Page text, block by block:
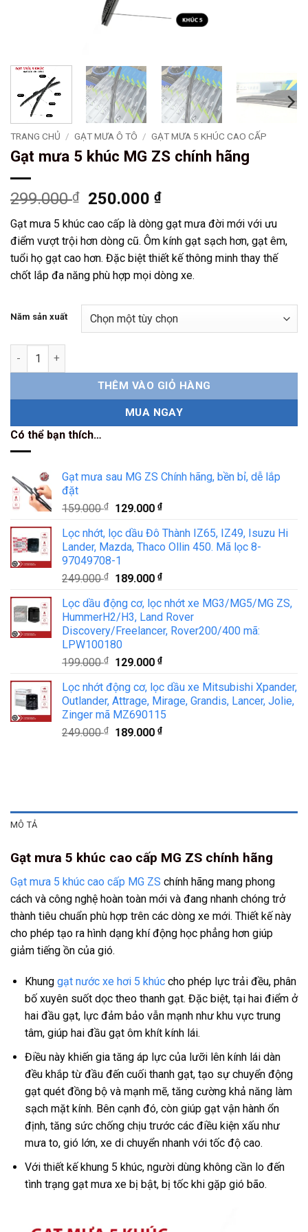
TRANG CHỦ / GẠT MƯA Ô TÔ / GẠT MƯA 5 KHÚC CAO CẤP
Gạt mưa 5 khúc MG ZS chính hãng
299.000₫
Giá
gốc
là:
299.000 ₫.
250.000₫Giá
tại
là:
250.000 ₫.
Gạt mưa 5 khúc cao cấp là dòng gạt mưa đời mới với ưu
điểm vượt trội hơn dòng cũ. Ôm kính gạt sạch hơn, gạt êm,
tuổi họ gạt cao hơn. Đặc biệt thiết kế thông minh thay thế
chốt lắp đa năng phù hợp mọi dòng xe.
Năm sản xuất
Gạt mưa 5 khúc MG ZS chính hãng số lượng
THÊM VÀO GIỎ HÀNG
MUA NGAY
Có thể bạn thích…
Gạt mưa sau MG ZS Chính hãng, bền bỉ, dễ lắp
đặt
159.000₫
Giá
là:
159.000 ₫.
129.000 ₫Giá
tại
là:
Lọc nhớt, lọc dầu Đô Thành IZ65, IZ49, Isuzu Hi
Lander, Mazda, Thaco Ollin 450. Mã lọc 8-
97049708-1
249.000₫
Giá
là:
249.000 ₫.
189.000 ₫Giá
tại
là:
189.000 ₫.
Lọc dầu động cơ, lọc nhớt xe MG3/MG5/MG ZS,
HummerH2/H3, Land Rover
Discovery/Freelancer, Rover200/400 mã:
LPW100180
199.000₫
Giá
là:
199.000 ₫.
129.000 ₫Giá
tại
là:
129.000 ₫.
Lọc nhớt động cơ, lọc dầu xe Mitsubishi Xpander,
Outlander, Attrage, Mirage, Grandis, Lancer, Jolie,
Zinger mã MZ690115
249.000₫
Giá
189.000 ₫Giá
MÔ TẢ
Gạt mưa 5 khúc cao cấp MG ZS chính hãng
Gạt mưa 5 khúc cao cấp MG ZS chính hãng mang phong
cách và công nghệ hoàn toàn mới và đang nhanh chóng trở
thành tiêu chuẩn phù hợp trên các dòng xe mới. Thiết kế này
cho phép tạo ra hình dạng khí động học phẳng hơn giúp
giảm tiếng ồn của gió.
Khung gạt nước xe hơi 5 khúccho phép lực trải đều, phân
bố xuyên suốt dọc theo thanh gạt. Đặc biệt, tại hai điểm ở
hai đầu gạt, lực đảm bảo vẫn mạnh như khu vực trung
tâm, giúp hai đầu gạt ôm khít kính lái.
Điều này khiến gia tăng áp lực của lưỡi lên kính lái dàn
đều khắp từ đầu đến cuối thanh gạt, tạo sự chuyển động
gạt quét đồng bộ và mạnh mẽ, tăng cường khả năng làm
sạch mặt kính. Bên cạnh đó, còn giúp gạt vận hành ổn
định, tăng sức chống chịu trước các điều kiện xấu như
mưa to, gió lớn, xe di chuyển nhanh với tốc độ cao.
Với thiết kế khung 5 khúc, người dùng không cần lo đến
tình trạng gạt mưa xe bị bật, bị tốc khi gặp gió bão.